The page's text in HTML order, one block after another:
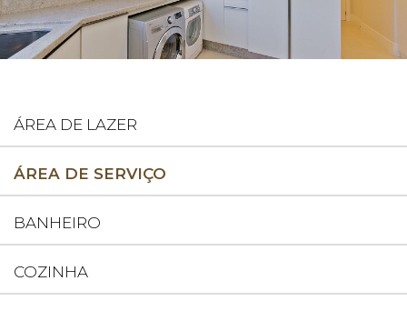
ÁREA DE LAZER
ÁREA DE SERVIÇO
BANHEIRO
COZINHA